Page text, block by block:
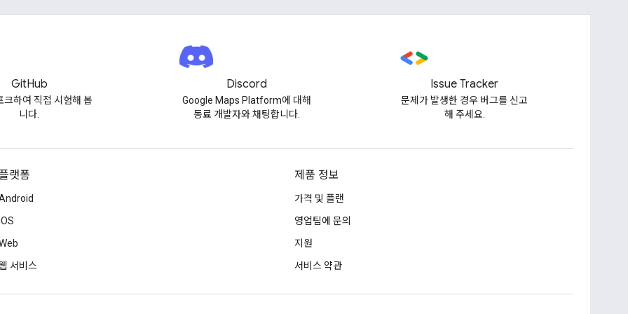
GitHub
크하여 직접 시험해 봅
니다.
Discord
Google Maps Platform에 대해
동료 개발자와 채팅합니다.
Issue Tracker
문제가 발생한 경우 버그를 신고
해 주세요.
플랫폼
서비스
제품 정보
가격 및 플랜
영업팀에 문의
지원
서비스 약관